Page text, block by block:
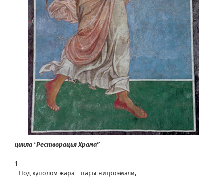
цикла “Реставрация Храма”
1
Под куполом жара – пары нитроэмали,